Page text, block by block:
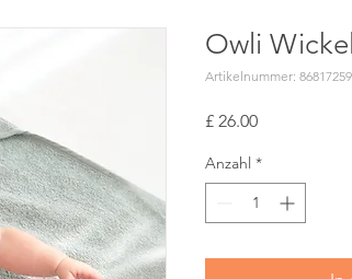
Owli
Artikelnummer:
£ 26.00Preis
Anzahl *